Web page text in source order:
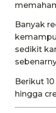
Banyak
sedikit
Berikut
hingga